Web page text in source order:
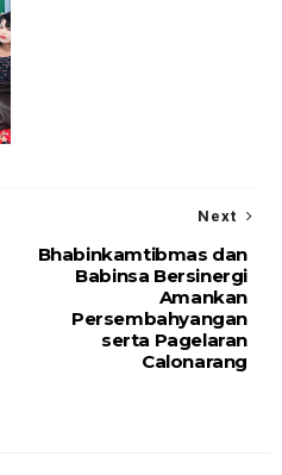
Next
Bhabinkamtibmas dan
Babinsa Bersinergi
Amankan
Persembahyangan
serta Pagelaran
Calonarang